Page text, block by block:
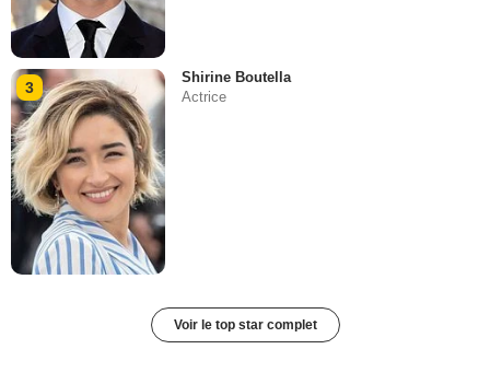
3
Shirine Boutella
Actrice
Voir le top star complet